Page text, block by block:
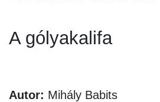
A gólyakalifa
Autor: Mihály Babits